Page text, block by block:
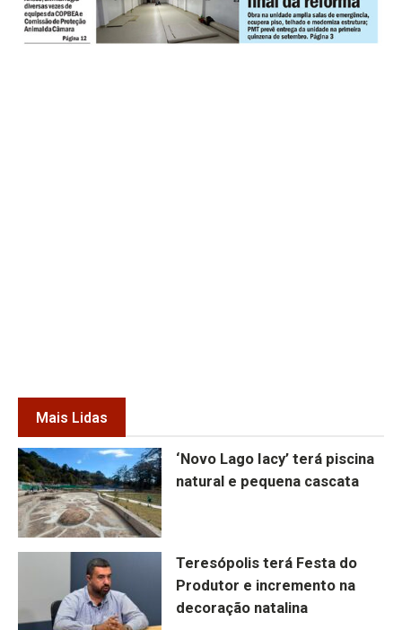
Mais Lidas
‘Novo Lago Iacy’ terá piscina
natural e pequena cascata
Teresópolis terá Festa do
Produtor e incremento na
decoração natalina